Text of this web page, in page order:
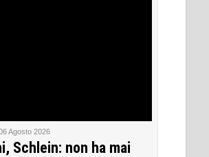
Agosto 2026
Schlein: non ha mai